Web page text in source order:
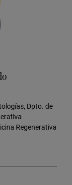
Dpto. de
Regenerativa